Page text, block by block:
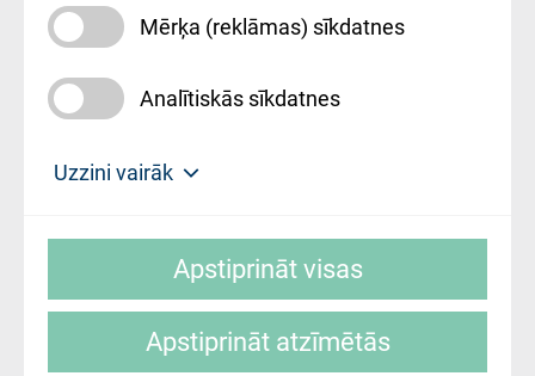
cenrādis
Mājas lapas izstrāde:
Mērķa (reklāmas) sīkdatnes
Analītiskās sīkdatnes
Uzzini vairāk
slimnīca, turpmāk – Pārzinis, sīkdatņu
sīkdatņu izmantošanas nosacījumiem.
Apstiprināt visas
Apstiprināt atzīmētās